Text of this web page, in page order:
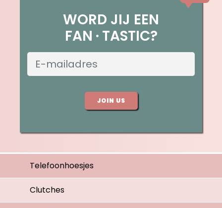
WORD JIJ EEN
FAN TASTIC?
JOIN US
Telefoonhoesjes
Clutches